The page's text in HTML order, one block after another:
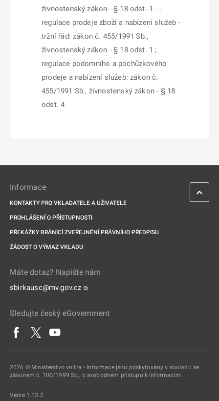
živnostenský zákon - § 18 odst. 1→
regulace prodeje zboží a nabízení služeb -
tržní řád: zákon č. 455/1991 Sb.,
živnostenský zákon - § 18 odst. 1 ;
regulace podomního a pochůzkového
prodeje a nabízení služeb: zákon č.
455/1991 Sb., živnostenský zákon - § 18
odst. 4
Informace
KONTAKTY PRO VKLADATELE A UŽIVATELE
PROHLÁŠENÍ O PŘÍSTUPNOSTI
PŘEKÁŽKY BRÁNÍCÍ ZVEŘEJNĚNÍ PRÁVNÍHO PŘEDPISU
ŽÁDOST O VÝMAZ VKLADU
Máte dotaz? Napište nám
sbirkausc@mv.gov.cz ⧉
Sledujte český eGovernment
2026 © Ministerstvo vnitra • Informace jsou poskytovány v souladu se
zákonem č. 106/1999 Sb., o svobodném přístupu k informacím.
Verze 1.13.2